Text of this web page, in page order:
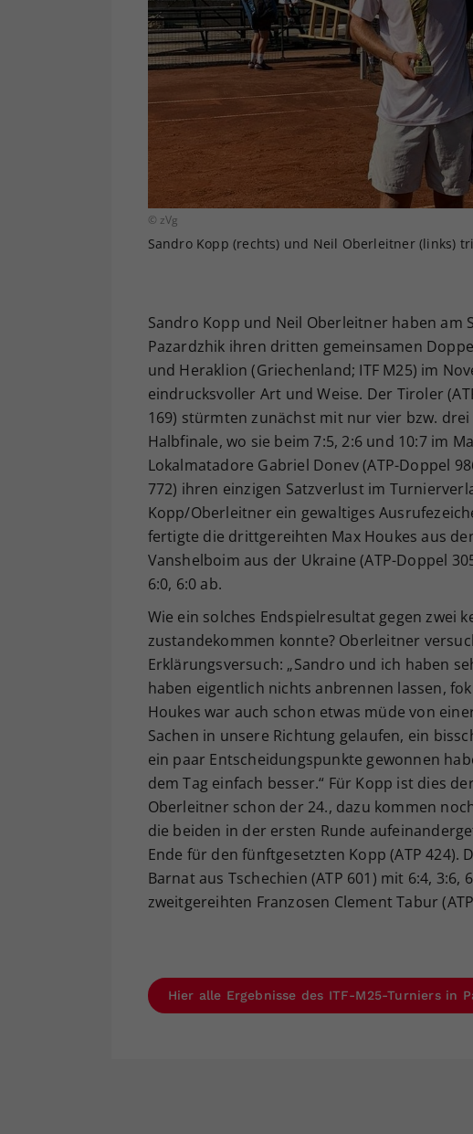
© zVg
Sandro Kopp (rechts) und Neil Oberleitner (links)
Sandro Kopp und Neil Oberleitner haben am
Pazardzhik ihren dritten gemeinsamen
und Heraklion (Griechenland; ITF M25) im
eindrucksvoller Art und Weise. Der Tiroler
169) stürmten zunächst mit nur vier bzw.
Halbfinale, wo sie beim 7:5, 2:6 und 10:7 im
Lokalmatadore Gabriel Donev (ATP-Doppel
772) ihren einzigen Satzverlust im
Kopp/Oberleitner ein gewaltiges
fertigte die drittgereihten Max Houkes aus
Vanshelboim aus der Ukraine (ATP-Doppel
6:0, 6:0 ab.
Wie ein solches Endspielresultat gegen zwei
zustandekommen konnte? Oberleitner
Erklärungsversuch: „Sandro und ich haben
haben eigentlich nichts anbrennen lassen,
Houkes war auch schon etwas müde von
Sachen in unsere Richtung gelaufen, ein
ein paar Entscheidungspunkte gewonnen
dem Tag einfach besser.“ Für Kopp ist dies
Oberleitner schon der 24., dazu kommen
die beiden in der ersten Runde
Ende für den fünftgesetzten Kopp (ATP 424).
Barnat aus Tschechien (ATP 601) mit 6:4,
zweitgereihten Franzosen Clement Tabur
Hier alle Ergebnisse des ITF-M25-Turniers in